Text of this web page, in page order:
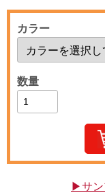
カラー
数量
▶サン